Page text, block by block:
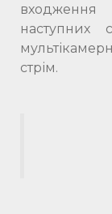
наступних
стрім.